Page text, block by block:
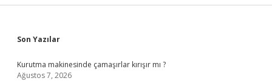
Sidebar
Son Yazılar
Kurutma makinesinde çamaşırlar kırışır mı ?
Ağustos 7, 2026